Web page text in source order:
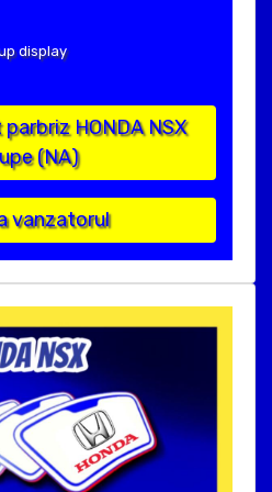
display
HONDA NSX
(NA)
vanzatorul